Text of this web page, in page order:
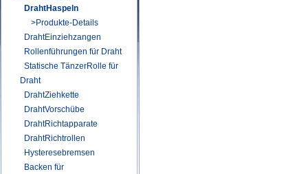
DrahtHaspeln
>Produkte-Details
DrahtEinziehzangen
Rollenführungen für Draht
Statische TänzerRolle für
Draht
DrahtZiehkette
DrahtVorschübe
DrahtRichtapparate
DrahtRichtrollen
Hysteresebremsen
Backen für